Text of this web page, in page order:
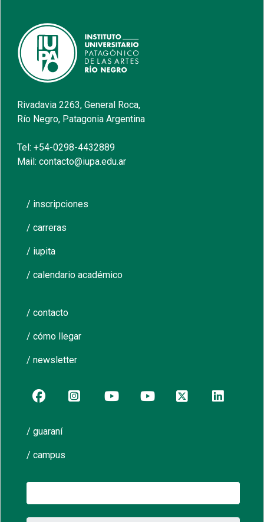
Rivadavia 2263, General Roca,
Río Negro, Patagonia Argentina
Tel: +54-0298-4432889
Mail: contacto@iupa.edu.ar
/ inscripciones
/ carreras
/ iupita
/ calendario académico
/ contacto
/ cómo llegar
/ newsletter
/ guaraní
/ campus
Buscar: